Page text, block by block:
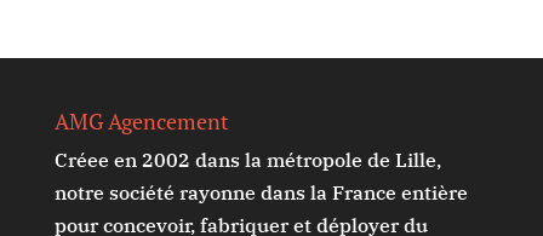
AMG Agencement
Créee en 2002 dans la métropole de Lille,
notre société rayonne dans la France entière
pour concevoir, fabriquer et déployer du